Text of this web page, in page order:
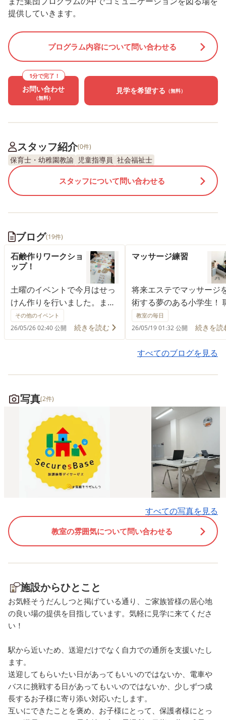
提供していきます。
プログラム内容について問い合わせる
1分で完了！
お問い合わせ
（無料）
見学を希望する （無料）
スタッフ紹介(0件)
保育士・幼稚園教諭 児童指導員 社会福祉士
スタッフについて問い合わせる
ブログ(19件)
石鹸作りワークショ
ップ！
土曜のイベントで今月はせっ
けん作りを行いました。まず
はせっけんの成分や扱い方を
集中して聞いています。 その
あとママや職員も一緒になっ
みんな真剣に選択していまし
た！ 大人が一番真剣でした
(^^♪
その他のイベント
26/05/26 02:40 公開 続きを読む
マッサージ練習
将来エステでマッサージ
術する夢のある小学生！
相手に練習中。 とっても
で癒されるんです。 手の
からパワーが注入される
じ！ 将来は常連にして
教室の毎日
26/05/19 01:32 公開 続きを読
すべてのブログを見る
写真(2件)
すべての写真を見る
教室の雰囲気について問い合わせる
施設からひとこと
お気軽そうだんしつと掲げている通り、ご家族皆様の居心地
の良い場の提供を目指しています。気軽に見学に来てくださ
い！
駅から近いため、送迎だけでなく自力での通所を支援いたし
ます。
送迎してもらいたい日があってもいいのではないか、電車や
バスに挑戦する日があってもいいのではないか、少しずつ成
長するお子様に寄り添い対応いたします。
互いにできたことを褒め、お子様にとって、保護者様にとっ